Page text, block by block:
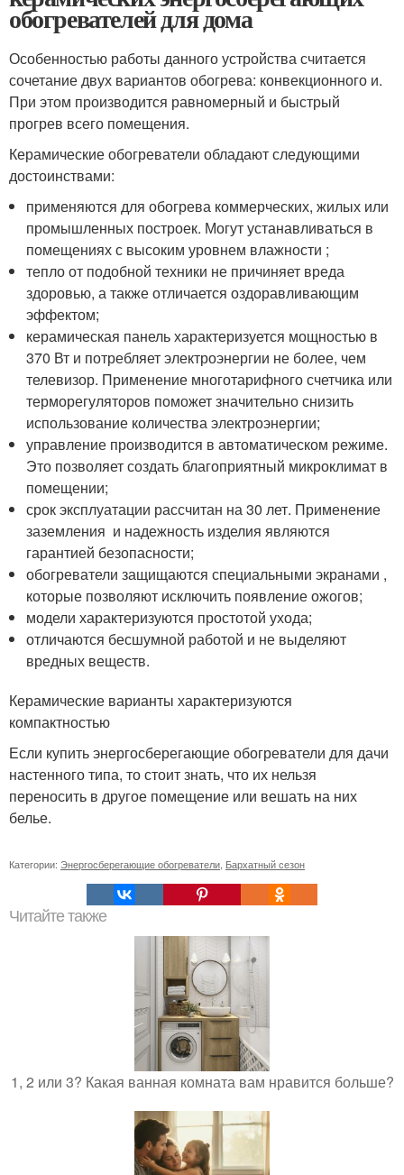
обогревателей для дома
Особенностью работы данного устройства считается
сочетание двух вариантов обогрева: конвекционного и.
При этом производится равномерный и быстрый
прогрев всего помещения.
Керамические обогреватели обладают следующими
достоинствами:
применяются для обогрева коммерческих, жилых или
промышленных построек. Могут устанавливаться в
помещениях с высоким уровнем влажности ;
тепло от подобной техники не причиняет вреда
здоровью, а также отличается оздоравливающим
эффектом;
керамическая панель характеризуется мощностью в
370 Вт и потребляет электроэнергии не более, чем
телевизор. Применение многотарифного счетчика или
терморегуляторов поможет значительно снизить
использование количества электроэнергии;
управление производится в автоматическом режиме.
Это позволяет создать благоприятный микроклимат в
помещении;
срок эксплуатации рассчитан на 30 лет. Применение
заземления и надежность изделия являются
гарантией безопасности;
обогреватели защищаются специальными экранами ,
которые позволяют исключить появление ожогов;
модели характеризуются простотой ухода;
отличаются бесшумной работой и не выделяют
вредных веществ.
Керамические варианты характеризуются
компактностью
Если купить энергосберегающие обогреватели для дачи
настенного типа, то стоит знать, что их нельзя
переносить в другое помещение или вешать на них
белье.
Категории: Энергосберегающие обогреватели Бархатный сезон
Читайте также
1, 2 или 3? Какая ванная комната вам нравится больше?